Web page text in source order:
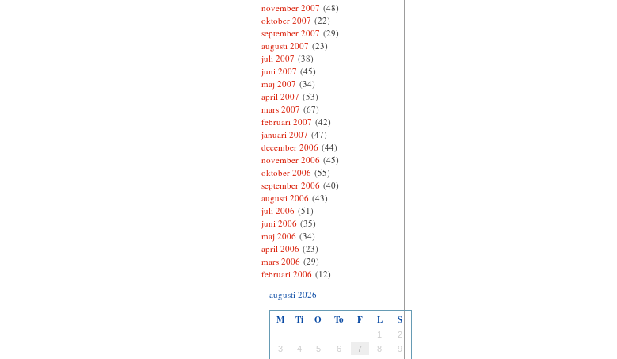
november 2007 (48)
oktober 2007 (22)
september 2007 (29)
augusti 2007 (23)
juli 2007 (38)
juni 2007 (45)
maj 2007 (34)
april 2007 (53)
mars 2007 (67)
februari 2007 (42)
januari 2007 (47)
december 2006(44)
november 2006(45)
oktober 2006(55)
september 2006(40)
augusti 2006(43)
juli 2006(51)
juni 2006(35)
maj 2006(34)
april 2006(23)
mars 2006(29)
februari 2006(12)
augusti 2026
M Ti O To F L S
1
2
3
4 5 6 7 8
9